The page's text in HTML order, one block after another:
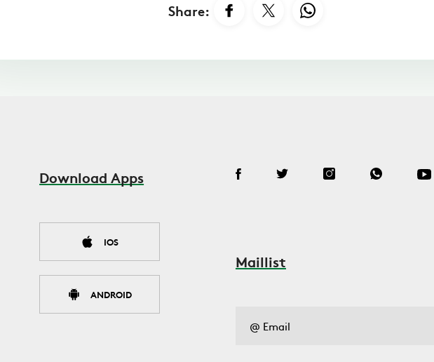
Share:
Download Apps
IOS
ANDROID
Maillist